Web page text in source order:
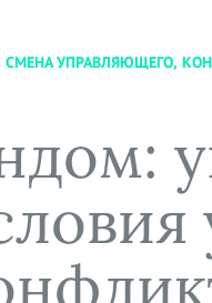
УПРАВЛЯЮЩЕГО,